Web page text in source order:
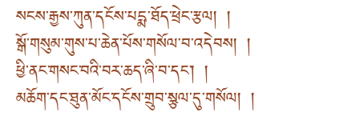
སངས་རྒྱས་ཀུན་དངོས་པདྨ་ཐོད་ཕྲེང་རྩལ། །
སྒོ་གསུམ་གུས་པ་ཆེན་པོས་གསོལ་བ་འདེབས། །
ཕྱི་ནང་གསང་བའི་བར་ཆད་ཞི་བ་དང༌། །
མཆོག་དང་ཐུན་མོང་དངོས་གྲུབ་སྩལ་དུ་གསོལ། །